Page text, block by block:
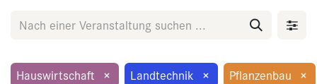
Hauswirtschaft × Landtechnik × Pflanzenbau ×